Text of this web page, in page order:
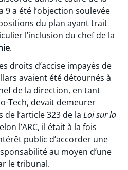
a été l’objection soulevée
du plan ayant trait
l’inclusion du chef de la
.
droits d’accise impayés de
avaient été détournés à
de la direction, en tant
Tech, devait demeurer
de l’article 323 de laLoi sur la
l’ARC, il était à la fois
public d’accorder une
au moyen d’une
le tribunal.